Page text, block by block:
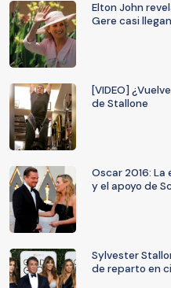
Elton John
Gere casi
[VIDEO]
de Stallone
Oscar 2016:
y el apoyo de
Sylvester
de reparto en